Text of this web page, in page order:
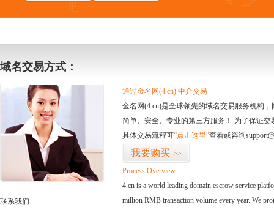
域名交易方式：
联系我们
通过金名网(4.cn) 中介交易
金名网(4.cn)是全球领先的域名交易服务机构
简单、安全、专业的第三方服务！ 为了保证
具体交易流程可“点击这里”查看或咨询
我要购买 >>
Process Overview:
4.cn is a world leading domain escrow service
million RMB transaction volume every year. We